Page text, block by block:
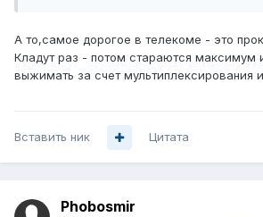
А то,самое дорогое в телекоме - это
Кладут раз - потом стараются максимум
выжимать за счет мультиплексирования
Вставить ник Цитата
Phobosmir